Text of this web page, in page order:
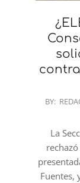
2026-
BY:
La
Fuentes,